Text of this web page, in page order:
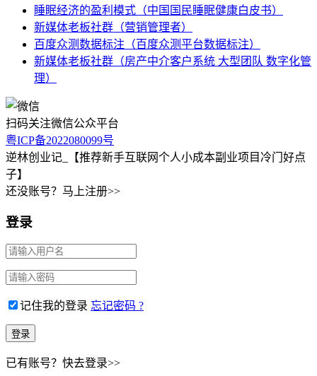
睡眠经济的盈利模式（中国国民睡眠健康白皮书）
新媒体老板社群（营销管理者）
百度众测数据标注（百度众测平台数据标注）
新媒体老板社群（房产中介客户系统 大型团队 数字化管
理）
扫码关注微信公众平台
粤ICP备2022080099号
逆林创业记_【推荐新手互联网个人小成本副业项目冷门好点
子】
还没账号？马上注册>>
登录
记住我的登录 忘记密码 ?
已有账号？快去登录>>